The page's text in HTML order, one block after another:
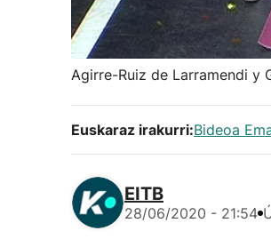
Agirre-Ruiz de Larramendi y
Euskaraz irakurri:Bideoa
EITB
28/06/2020 - 21:54